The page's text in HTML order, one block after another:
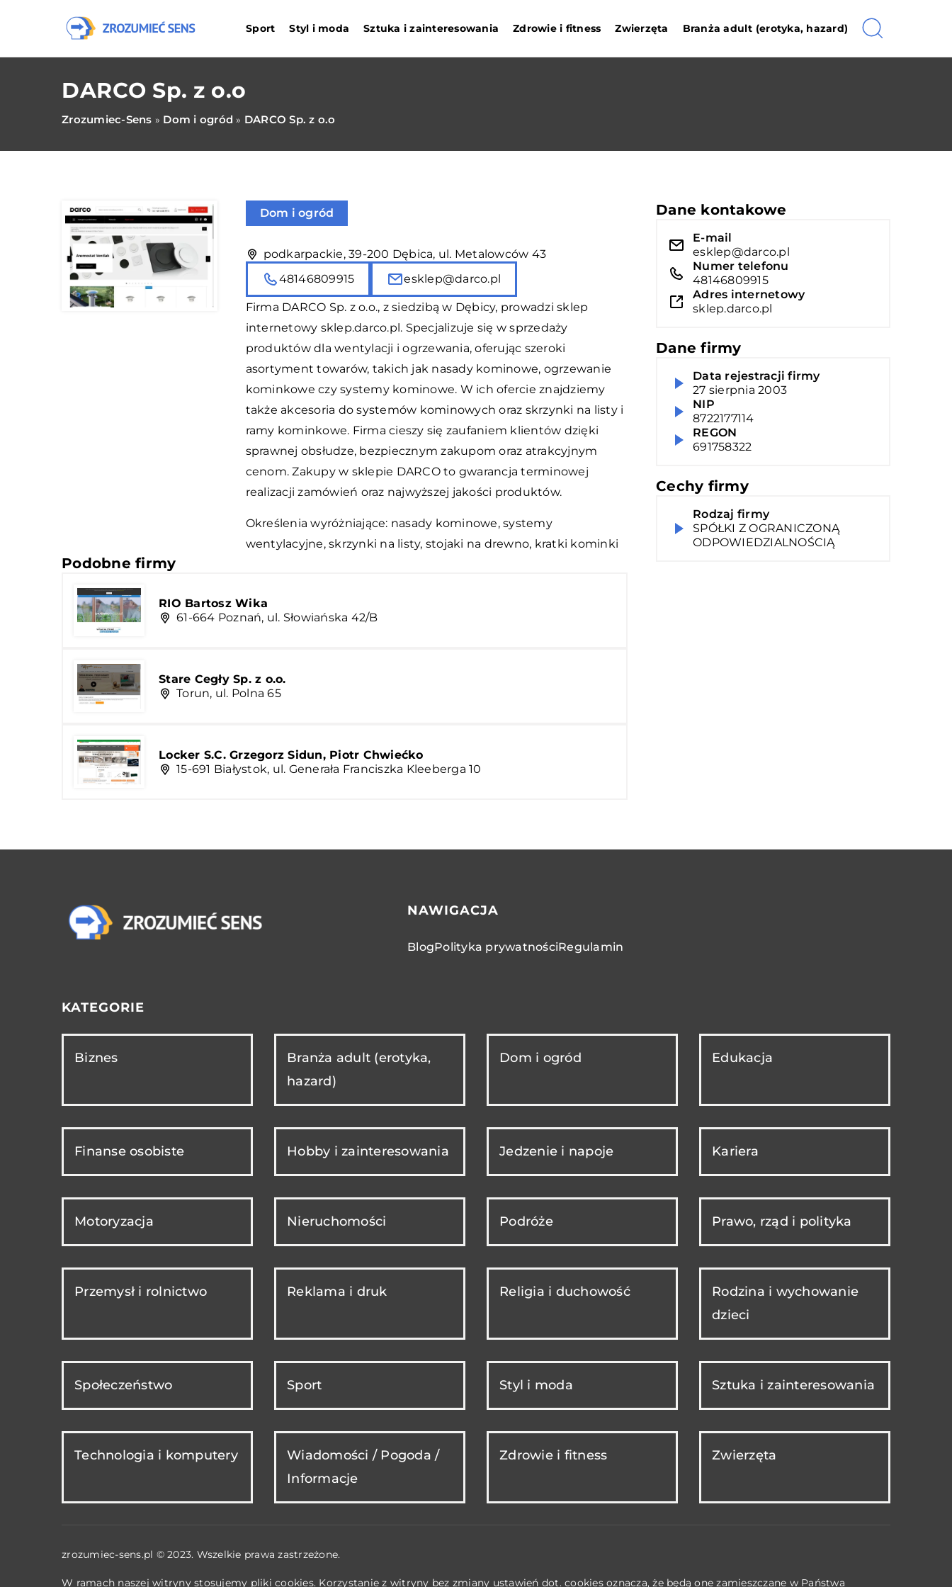
Sport Styl i moda Sztuka i zainteresowania Zdrowie i fitness Zwierzęta Branża adult (erotyka, hazard)
DARCO Sp. z o.o
Zrozumiec-Sens » Dom i ogród » DARCO Sp. z o.o
Dom i ogród
podkarpackie, 39-200 Dębica, ul. Metalowców 43
48146809915
esklep@darco.pl
Firma DARCO Sp. z o.o., z siedzibą w Dębicy, prowadzi sklep
internetowy sklep.darco.pl. Specjalizuje się w sprzedaży
produktów dla wentylacji i ogrzewania, oferując szeroki
asortyment towarów, takich jak nasady kominowe, ogrzewanie
kominkowe czy systemy kominowe. W ich ofercie znajdziemy
także akcesoria do systemów kominowych oraz skrzynki na listy i
ramy kominkowe. Firma cieszy się zaufaniem klientów dzięki
sprawnej obsłudze, bezpiecznym zakupom oraz atrakcyjnym
cenom. Zakupy w sklepie DARCO to gwarancja terminowej
realizacji zamówień oraz najwyższej jakości produktów.
Określenia wyróżniające: nasady kominowe, systemy
wentylacyjne, skrzynki na listy, stojaki na drewno, kratki kominki
Podobne firmy
RIO Bartosz Wika
61-664 Poznań, ul. Słowiańska 42/B
Stare Cegły Sp. z o.o.
Torun, ul. Polna 65
Locker S.C. Grzegorz Sidun, Piotr Chwiećko
15-691 Białystok, ul. Generała Franciszka Kleeberga 10
Dane kontakowe
E-mail
esklep@darco.pl
Numer telefonu
48146809915
Adres internetowy
sklep.darco.pl
Dane firmy
Data rejestracji firmy
27 sierpnia 2003
NIP
8722177114
REGON
691758322
Cechy firmy
Rodzaj firmy
SPÓŁKI Z OGRANICZONĄ
ODPOWIEDZIALNOŚCIĄ
NAWIGACJA
BlogPolityka prywatnościRegulamin
KATEGORIE
Biznes
Branża adult (erotyka,
hazard)
Dom i ogród Edukacja
Finanse osobiste Hobby i zainteresowania Jedzenie i napoje Kariera
Motoryzacja Nieruchomości Podróże Prawo, rząd i polityka
Przemysł i rolnictwo Reklama i druk Religia i duchowość
Rodzina i wychowanie
dzieci
Społeczeństwo Sport Styl i moda Sztuka i zainteresowania
Technologia i komputery
Wiadomości / Pogoda /
Informacje
Zdrowie i fitness Zwierzęta
zrozumiec-sens.pl © 2023. Wszelkie prawa zastrzeżone.
W ramach naszej witryny stosujemy pliki cookies. Korzystanie z witryny bez zmiany ustawień dot. cookies oznacza, że będą one zamieszczane w Państwa